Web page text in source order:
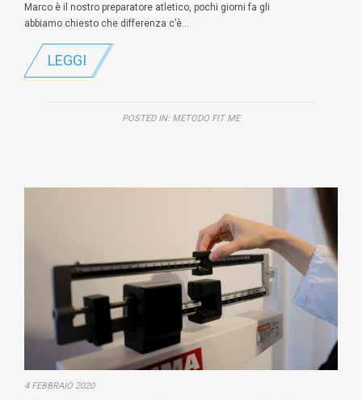
Marco è il nostro preparatore atletico, pochi giorni fa gli
abbiamo chiesto che differenza c’è…
LEGGI
POSTED IN: METODO FIT ME
4 FEBBRAIO 2020